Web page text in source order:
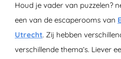
Houd je vader van puzzelen?
een van de escaperooms van
Utrecht. Zij hebben
verschillende thema’s. Liever